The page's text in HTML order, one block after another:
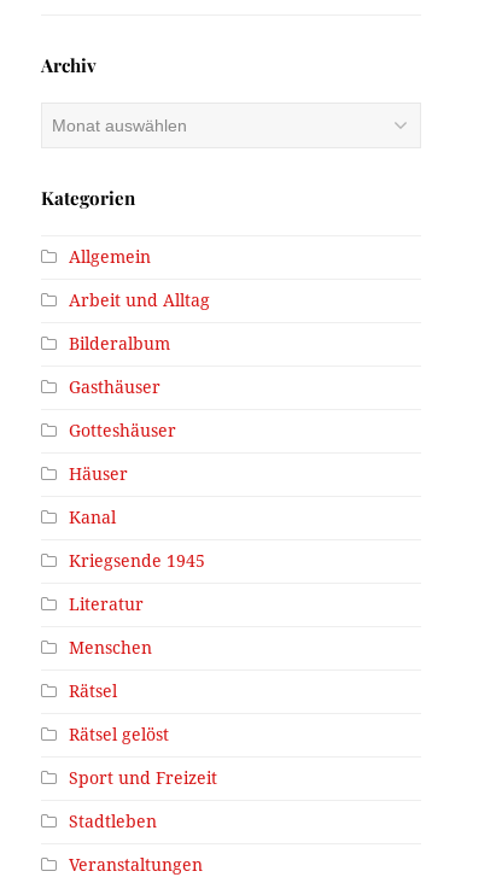
Archiv
Archiv
Kategorien
Allgemein
Arbeit und Alltag
Bilderalbum
Gasthäuser
Gotteshäuser
Häuser
Kanal
Kriegsende 1945
Literatur
Menschen
Rätsel
Rätsel gelöst
Sport und Freizeit
Stadtleben
Veranstaltungen